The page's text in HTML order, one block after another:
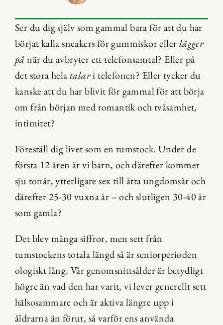
Ser du dig själv som gammal bara för att du har
börjat kalla sneakers för gummiskor eller lägger
på när du avbryter ett telefonsamtal? Eller på
det stora hela talar i telefonen? Eller tycker du
kanske att du har blivit för gammal för att börja
om från början med romantik och tvåsamhet,
intimitet?
Föreställ dig livet som en tumstock. Under de
första 12 åren är vi barn, och därefter kommer
sju tonår, ytterligare sex till åtta ungdomsår och
därefter 25-30 vuxna år – och slutligen 30-40 år
som gamla?
Det blev många siffror, men sett från
tumstockens totala längd så är seniorperioden
ologiskt lång. Vår genomsnittsålder är betydligt
högre än vad den har varit, vi lever generellt sett
hälsosammare och är aktiva längre upp i
åldrarna än förut, så varför ens använda